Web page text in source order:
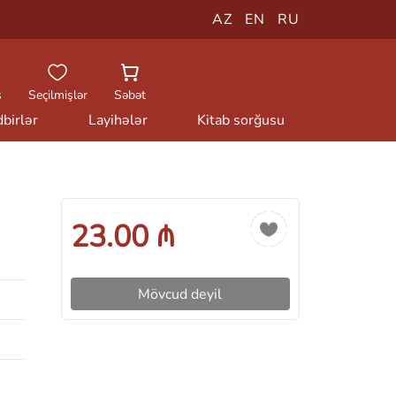
AZ EN RU
Seçilmişlər Səbət
Layihələr Kitab sorğusu
23.00 ₼
Mövcud deyil